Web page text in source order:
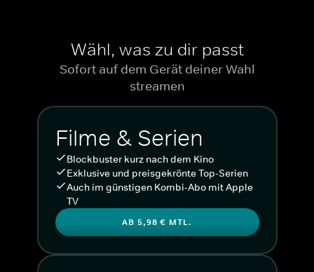
Wähl, was zu dir passt
Sofort auf dem Gerät deiner Wahl
streamen
Filme & Serien
Blockbuster kurz nach dem Kino
Exklusive und preisgekrönte Top-Serien
Auch im günstigen Kombi-Abo mit Apple
TV
AB 5,98 € MTL.